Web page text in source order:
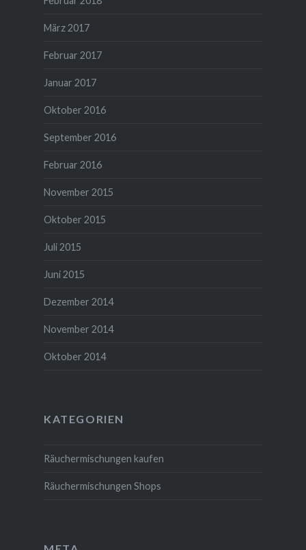
März 2017
Februar 2017
Januar 2017
Oktober 2016
September 2016
Februar 2016
November 2015
Oktober 2015
Juli 2015
Juni 2015
Dezember 2014
November 2014
Oktober 2014
KATEGORIEN
Räuchermischungen kaufen
Räuchermischungen Shops